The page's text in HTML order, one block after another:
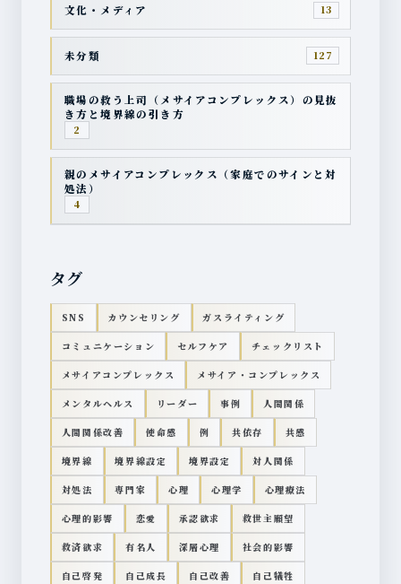
文化・メディア 13
未分類 127
職場の救う上司（メサイアコンプレックス）の見抜
き方と境界線の引き方
2
親のメサイアコンプレックス（家庭でのサインと対
処法）
4
タグ
SNS カウンセリング ガスライティング
コミュニケーション セルフケア チェックリスト
メサイアコンプレックス メサイア・コンプレックス
メンタルヘルス リーダー 事例 人間関係
人間関係改善 使命感 例 共依存 共感
境界線 境界線設定 境界設定 対人関係
対処法 専門家 心理 心理学 心理療法
心理的影響 恋愛 承認欲求 救世主願望
救済欲求 有名人 深層心理 社会的影響
自己啓発 自己成長 自己改善 自己犠牲